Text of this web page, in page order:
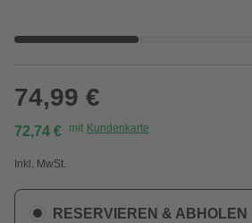
74,99 €
72,74 € mit Kundenkarte
Inkl. MwSt.
RESERVIEREN & ABHOLEN